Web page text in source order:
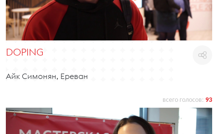
DOPING
Айк Симонян, Ереван
всего голосов: 93